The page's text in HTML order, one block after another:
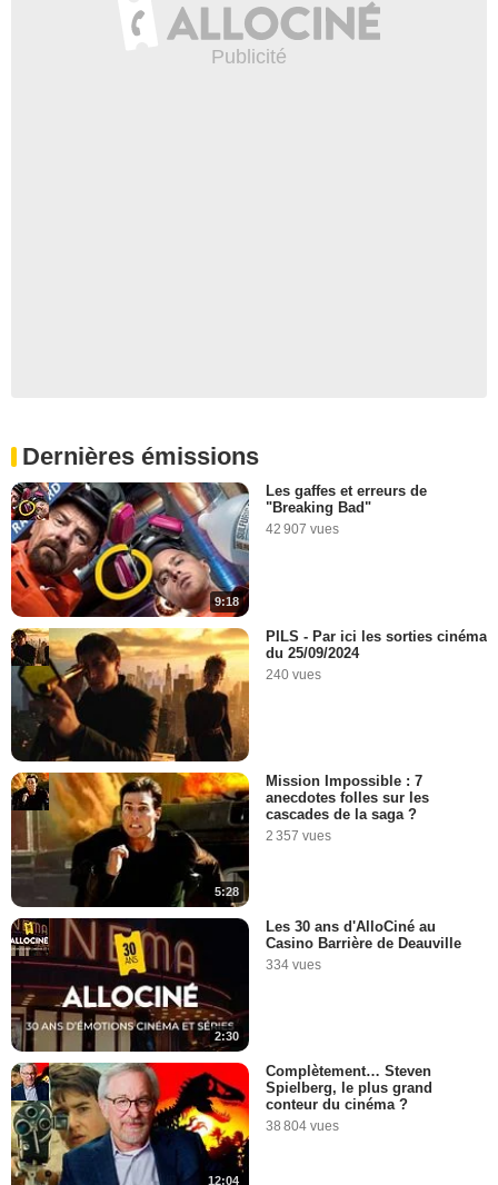
Dernières émissions
9:18
Les gaffes et erreurs de
"Breaking Bad"
42 907 vues
PILS - Par ici les sorties cinéma
du 25/09/2024
240 vues
5:28
Mission Impossible : 7
anecdotes folles sur les
cascades de la saga ?
2 357 vues
2:30
Les 30 ans d'AlloCiné au
Casino Barrière de Deauville
334 vues
12:04
Complètement… Steven
Spielberg, le plus grand
conteur du cinéma ?
38 804 vues